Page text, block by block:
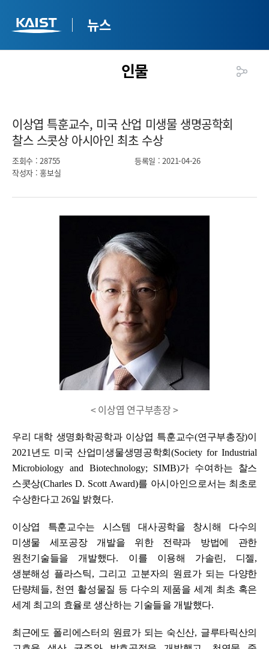
뉴스
인물
이상엽 특훈교수, 미국 산업 미생물 생명공학회
찰스 스콧상 아시아인 최초 수상​
조회수 : 28755 등록일 : 2021-04-26
작성자 : 홍보실
< 이상엽 연구부총장 >
우리 대학 생명화학공학과 이상엽 특훈교수(연구부총장)이
2021 년도 미국 산업미생물생명공학회 (Society for Industrial
Microbiology and Biotechnology; SIMB)가 수여하는 찰스
스콧상(Charles D. Scott Award)를 아시아인으로서는 최초로
수상한다고 26일 밝혔다.
이상엽 특훈교수는 시스템 대사공학을 창시해 다수의
미생물 세포공장 개발을 위한 전략과 방법에 관한
원천기술들을 개발했다. 이를 이용해 가솔린, 디젤,
생분해성 플라스틱, 그리고 고분자의 원료가 되는 다양한
단량체들, 천연 활성물질 등 다수의 제품을 세계 최초 혹은
세계 최고의 효율로 생산하는 기술들을 개발했다.
최근에도 폴리에스터의 원료가 되는 숙신산, 글루타릭산의